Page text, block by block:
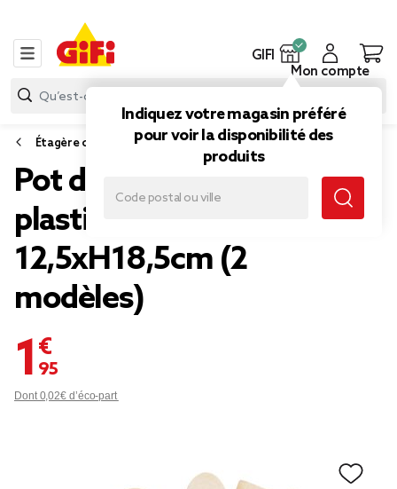
GIFI
Indiquez votre magasin préféré
pour voir la disponibilité des
produits
Mon compte
Étagère cuisine, desserte et rangement de cuisine
Pot de rangement
plastique avec ventouse
12,5xH18,5cm (2
modèles)
1,95 €
Dont 0,02€ d’éco-part